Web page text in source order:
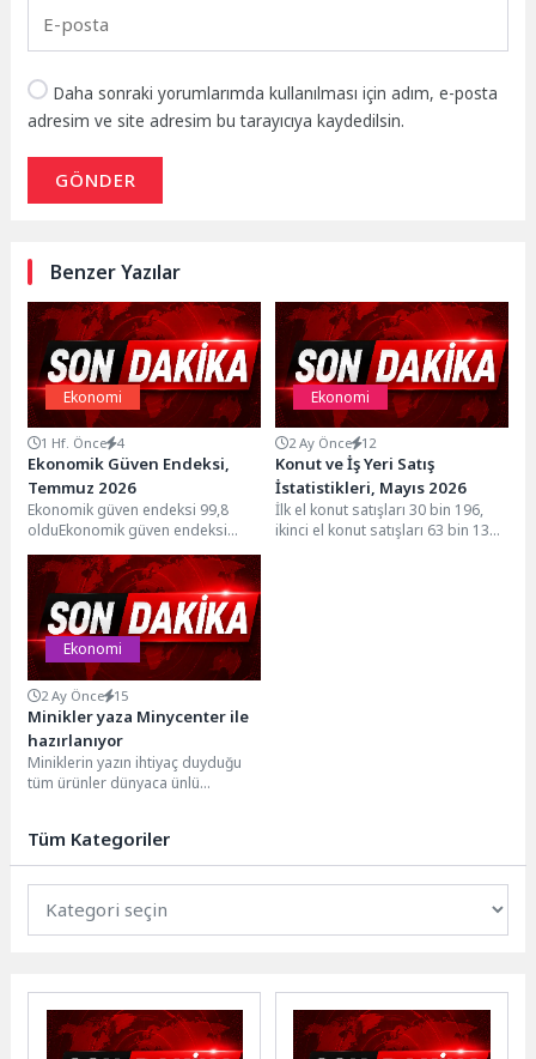
Daha sonraki yorumlarımda kullanılması için adım, e-posta
adresim ve site adresim bu tarayıcıya kaydedilsin.
GÖNDER
Benzer Yazılar
Ekonomi
1 Hf. Önce 4
Ekonomik Güven Endeksi,
Temmuz 2026
Ekonomik güven endeksi 99,8
olduEkonomik güven endeksi
Haziran ayında 98,9 iken, Temmuz
ayında %0,9 oranında...
Ekonomi
2 Ay Önce 12
Konut ve İş Yeri Satış
İstatistikleri, Mayıs 2026
İlk el konut satışları 30 bin 196,
ikinci el konut satışları 63 bin 137
Ekonomi
2 Ay Önce 15
Minikler yaza Minycenter ile
hazırlanıyor
Miniklerin yazın ihtiyaç duyduğu
tüm ürünler dünyaca ünlü
buluşuyor.Yazın enerjisini...
Tüm Kategoriler